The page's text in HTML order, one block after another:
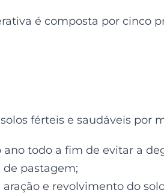
é composta por cinco
férteis e saudáveis por
todo a fim de evitar a
pastagem;
e revolvimento do